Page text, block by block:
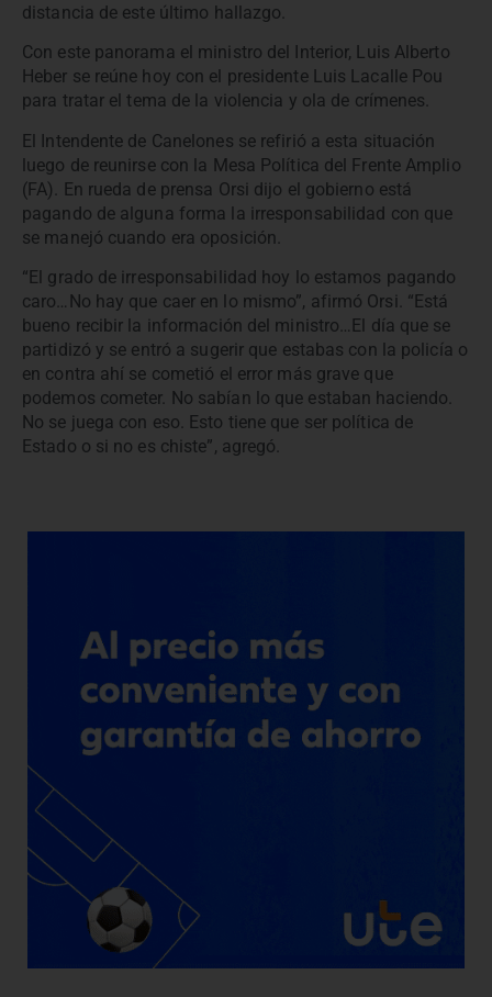
distancia de este último hallazgo.
Con este panorama el ministro del Interior, Luis Alberto
Heber se reúne hoy con el presidente Luis Lacalle Pou
para tratar el tema de la violencia y ola de crímenes.
El Intendente de Canelones se refirió a esta situación
luego de reunirse con la Mesa Política del Frente Amplio
(FA). En rueda de prensa Orsi dijo el gobierno está
pagando de alguna forma la irresponsabilidad con que
se manejó cuando era oposición.
“El grado de irresponsabilidad hoy lo estamos pagando
caro…No hay que caer en lo mismo”, afirmó Orsi. “Está
bueno recibir la información del ministro…El día que se
partidizó y se entró a sugerir que estabas con la policía o
en contra ahí se cometió el error más grave que
podemos cometer. No sabían lo que estaban haciendo.
No se juega con eso. Esto tiene que ser política de
Estado o si no es chiste”, agregó.